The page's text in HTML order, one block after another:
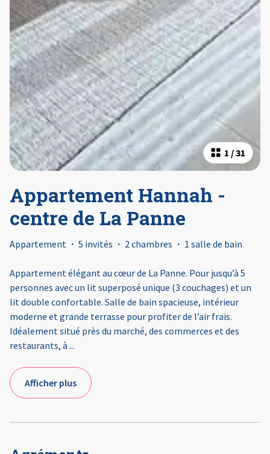
1 /31
Appartement Hannah -
centre de La Panne
Appartement · 5 invités · 2 chambres · 1 salle de bain
Appartement élégant au cœur de La Panne. Pour jusqu’à 5
personnes avec un lit superposé unique (3 couchages) et un
lit double confortable. Salle de bain spacieuse, intérieur
moderne et grande terrasse pour profiter de l’air frais.
Idéalement situé près du marché, des commerces et des
restaurants, à ...
Afficher plus